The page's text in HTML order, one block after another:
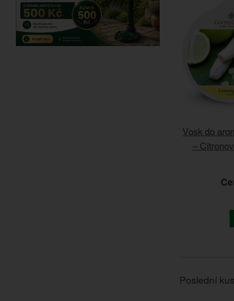
Vosk do
–
Poslední